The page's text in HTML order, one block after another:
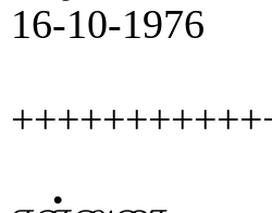
16-10-1976